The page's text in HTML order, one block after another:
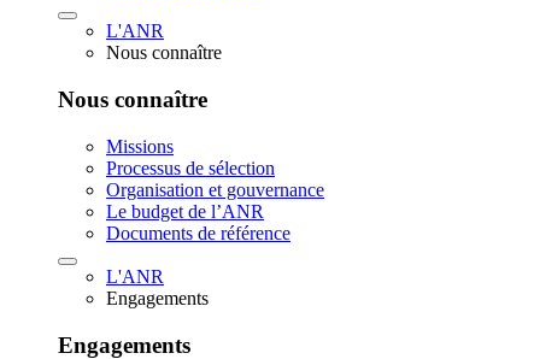
L'ANR
Nous connaître
Nous connaître
Missions
Processus de sélection
Organisation et gouvernance
Le budget de l’ANR
Documents de référence
L'ANR
Engagements
Engagements